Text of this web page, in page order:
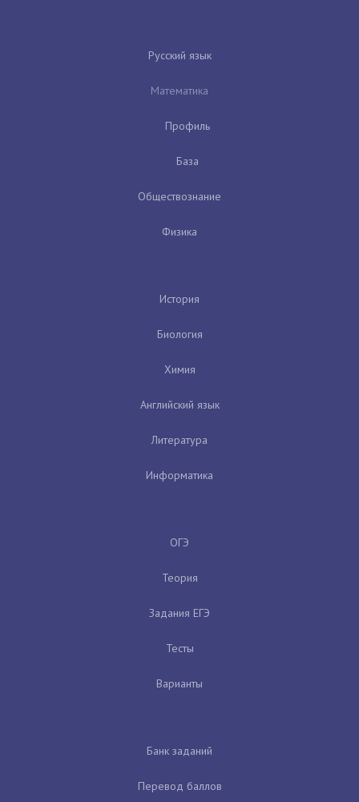
Русский язык
Математика
Профиль
База
Обществознание
Физика
История
Биология
Химия
Английский язык
Литература
Информатика
ОГЭ
Теория
Задания ЕГЭ
Тесты
Варианты
Банк заданий
Перевод баллов